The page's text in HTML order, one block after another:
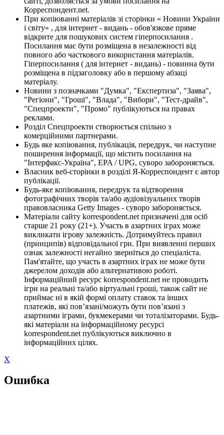
Корреспондент.net.
При копіюванні матеріалів зі сторінки « Новини України
і світу» , для інтернет - видань - обов'язкове пряме
відкрите для пошукових систем гіперпосилання .
Посилання має бути розміщена в незалежності від
повного або часткового використання матеріалів.
Гіперпосилання ( для інтернет - видань) - повинна бути
розміщена в підзаголовку або в першому абзаці
матеріалу.
Новини з позначками "Думка", "Експертиза", "Заява",
"Регіони", "Гроші", "Влада", "Вибори", "Тест-драйв",
"Спецпроекти", "Промо" публікуються на правах
реклами.
Розділ Спецпроекти створюється спільно з
комерційними партнерами.
Будь яке копіювання, публікація, передрук, чи наступне
поширення інформації, що містить посилання на
"Інтерфакс-Україна", EPA / UPG, суворо забороняється.
Власник веб-сторінки в розділі Я-Корреспондент є автор
публікації.
Будь-яке копіювання, передрук та відтворення
фотографічних творів та/або аудіовізуальних творів
правовласника Getty Images - суворо забороняється.
Матеріали сайту korrespondent.net призначені для осіб
старше 21 року (21+). Участь в азартних іграх може
викликати ігрову залежність. Дотримуйтесь правил
(принципів) відповідальної гри. При виявленні перших
ознак залежності негайно зверніться до спеціаліста.
Пам'ятайте, що участь в азартних іграх не може бути
джерелом доходів або альтернативою роботі.
Інформаційний ресурс korrespondent.net не проводить
ігри на реальні та/або віртуальні гроші, також сайт не
приймає ні в якій формі оплату ставок та інших
платежів, які пов’язані/можуть бути пов’язані з
азартними іграми, букмекерами чи тоталізаторами. Будь-
які матеріали на інформаційному ресурсі
korrespondent.net публікуються виключно в
інформаційних цілях.
X
Ошибка